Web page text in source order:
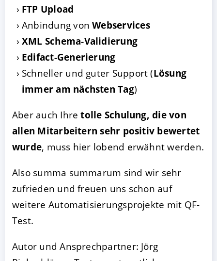
FTP Upload
Anbindung vonWebservices
XML Schema-Validierung
Edifact-Generierung
Schneller und guter Support (Lösung
immer am nächsten Tag)
Aber auch Ihretolle Schulung, die von
allen Mitarbeitern sehr positiv bewertet
wurde, muss hier lobend erwähnt werden.
Also summa summarum sind wir sehr
zufrieden und freuen uns schon auf
weitere Automatisierungsprojekte mit QF-
Test.
Autor und Ansprechpartner: Jörg